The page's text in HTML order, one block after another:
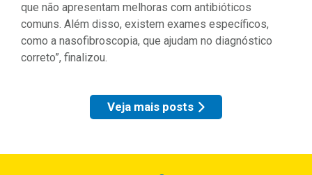
que não apresentam melhoras com antibióticos
comuns. Além disso, existem exames específicos,
como a nasofibroscopia, que ajudam no diagnóstico
correto”, finalizou.
Veja mais posts